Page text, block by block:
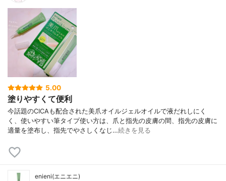
5.00
塗りやすくて便利
今話題のCICAも配合された美爪オイルジェルオイルで液だれしにく
く、使いやすい筆タイプ使い方は、爪と指先の皮膚の間、指先の皮膚に
適量を塗布し、指先でやさしくなじ…続きを見る
enieni(エニエニ)